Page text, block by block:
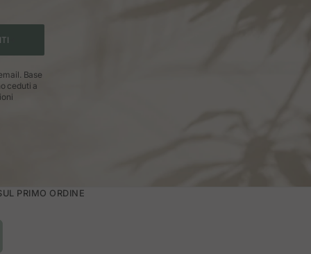
Base
ceduti a
PRIMO ORDINE